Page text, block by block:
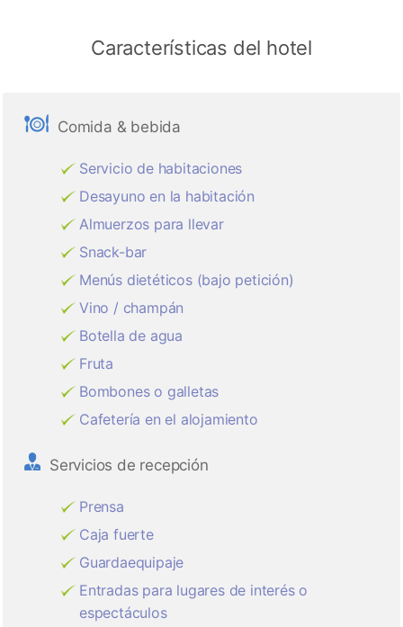
Características del hotel
Comida & bebida
Servicio de habitaciones
Desayuno en la habitación
Almuerzos para llevar
Snack-bar
Menús dietéticos (bajo petición)
Vino / champán
Botella de agua
Fruta
Bombones o galletas
Cafetería en el alojamiento
Servicios de recepción
Prensa
Caja fuerte
Guardaequipaje
Entradas para lugares de interés o
espectáculos